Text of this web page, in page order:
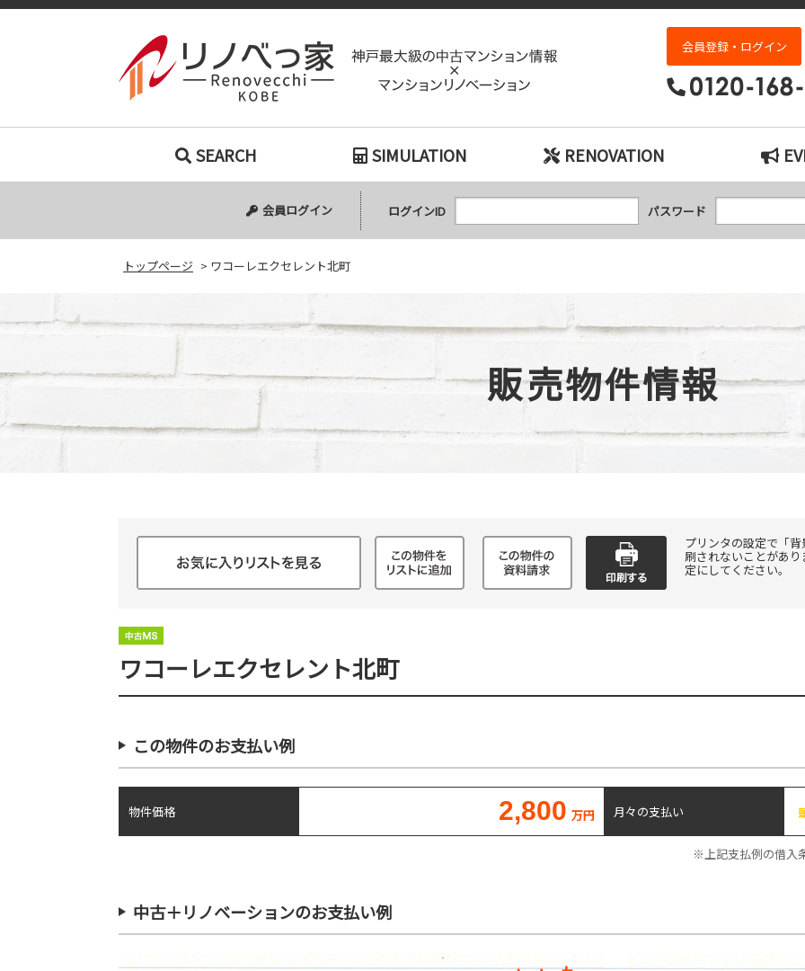
ワコーレエクセレント北町｜神戸市の中古マ
会員登録・ログイン
SEARCH SIMULATION RENOVATION
会員ログイン ログインID パスワード
トップページ > ワコーレエクセレント北町
販売物件情報
プリンタの設定で「
刷されないことがあ
定にしてください。
ワコーレエクセレント北町
この物件のお支払い例
物件価格 2,800 万円 月々の支払い
※上記支払例の借入
中古＋リノベーションのお支払い例